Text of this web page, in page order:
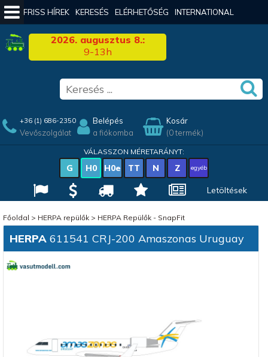
FRISS HÍREK KERESÉS ELÉRHETŐSÉG INTERNATIONAL
2026. augusztus 8.:
9-13h
+36 (1) 686-2350
Vevőszolgálat
Belépés
a fiókomba
Kosár
(0 termék)
VÁLASSZON MÉRETARÁNYT:
G H0 H0e TT N Z egyéb
Letöltések
Főoldal > HERPA repülők> HERPA Repülők - SnapFit
HERPA611541 CRJ-200 Amaszonas Uruguay